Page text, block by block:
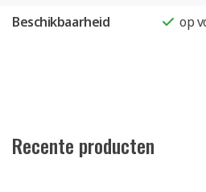
Beschikbaarheid
op
Recente producten